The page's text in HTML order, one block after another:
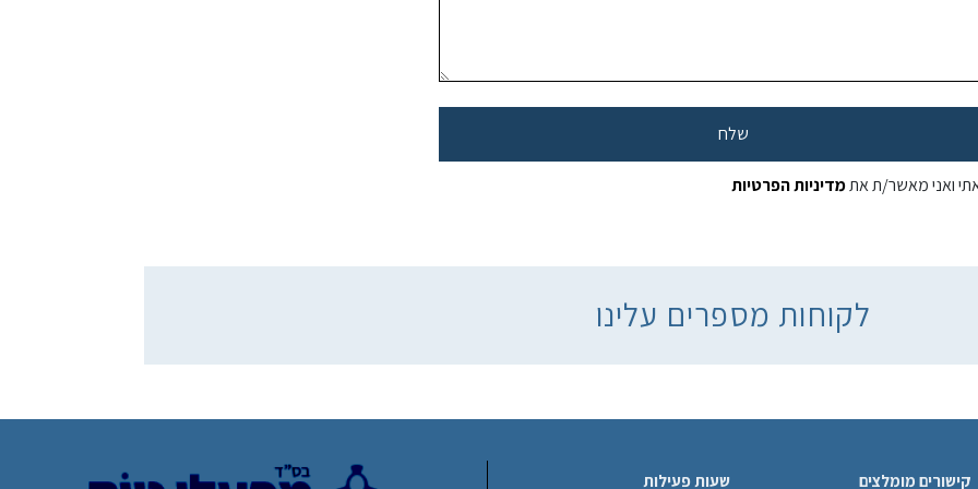
ואני מאשר/ת אתמדיניות הפרטיות
לקוחות מספרים עלינו
קישורים מומלצים שעות פעילות